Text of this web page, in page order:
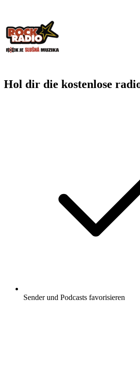
Hol dir die kostenlose
Sender und Podcasts favorisieren